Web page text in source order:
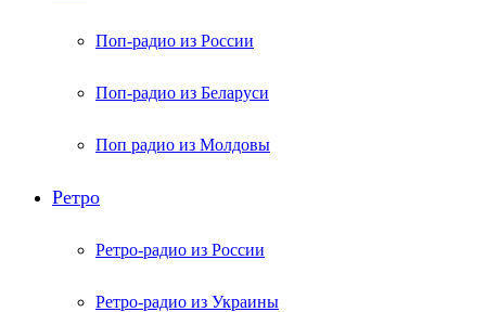
Поп-радио из России
Поп-радио из Беларуси
Поп радио из Молдовы
Ретро
Ретро-радио из России
Ретро-радио из Украины